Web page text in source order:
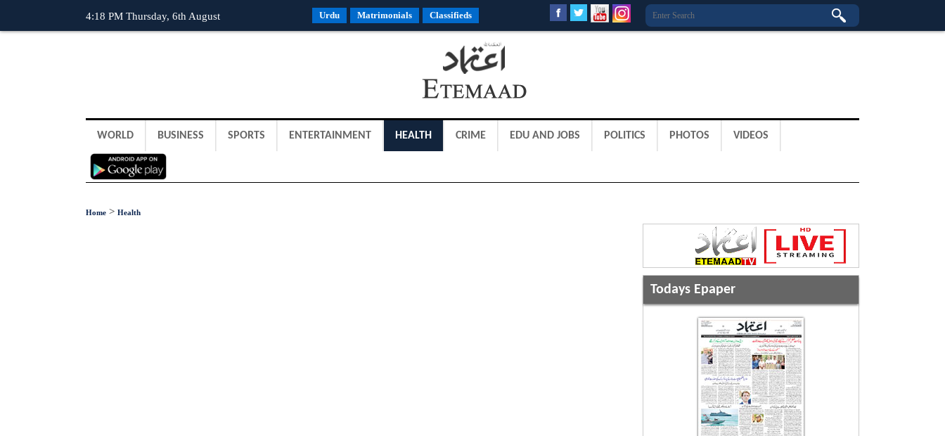
4:18 PM Thursday, 6th August Urdu Matrimonials Classifieds
WORLD BUSINESS SPORTS ENTERTAINMENT HEALTH CRIME EDU AND JOBS POLITICS PHOTOS VIDEOS
Home > Health
Todays Epaper